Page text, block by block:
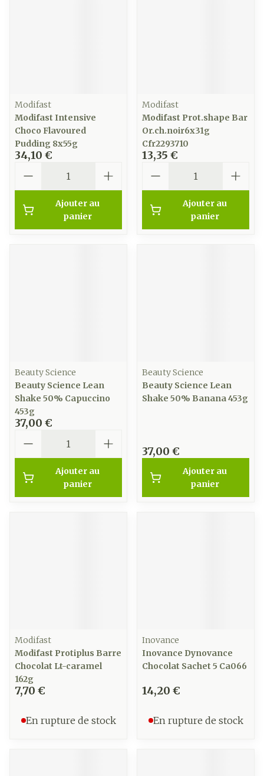
Modifast
Modifast Intensive
Choco Flavoured
Pudding 8x55g
34,10 €
Ajouter au
panier
Modifast
Modifast Prot.shape Bar
Or.ch.noir6x31g
Cfr2293710
13,35 €
Ajouter au
panier
Beauty Science
Beauty Science Lean
Shake 50% Capuccino
453g
37,00 €
Ajouter au
panier
Beauty Science
Beauty Science Lean
Shake 50% Banana 453g
37,00 €
Ajouter au
panier
Modifast
Modifast Protiplus Barre
Chocolat Lt-caramel
162g
7,70 €
En rupture de stock
Inovance
Inovance Dynovance
Chocolat Sachet 5 Ca066
14,20 €
En rupture de stock